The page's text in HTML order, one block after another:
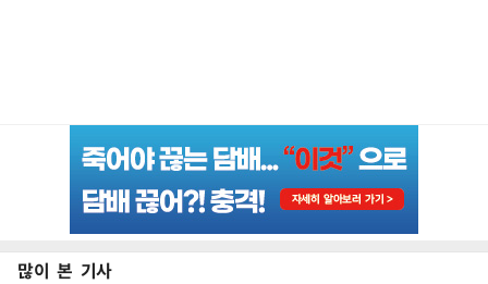
많이 본 기사